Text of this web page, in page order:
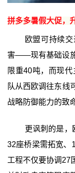
拼多多暑假大促，
欧盟可持续
害——现有基础设
限重40吨，而现
队从西欧调往东线
战略防御能力的致
更讽刺的是，
32座桥梁需拓宽、
工程不仅要协调27